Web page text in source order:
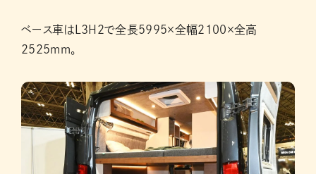
ベース車はL3H2で全長5995×全幅2100×全高
2525mm。